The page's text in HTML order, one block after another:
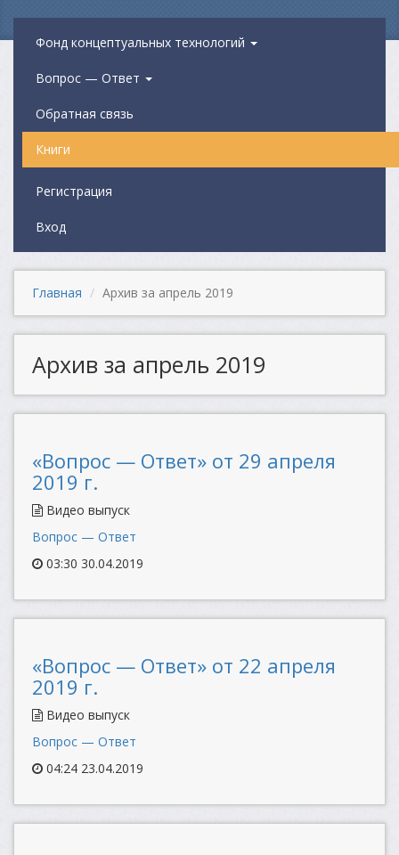
Фонд концептуальных технологий
Вопрос — Ответ
Обратная связь
Книги
Регистрация
Вход
Главная Архив за апрель 2019
Архив за апрель 2019
«Вопрос — Ответ» от 29 апреля
2019 г.
Видео выпуск
Вопрос — Ответ
03:30 30.04.2019
«Вопрос — Ответ» от 22 апреля
2019 г.
Видео выпуск
Вопрос — Ответ
04:24 23.04.2019